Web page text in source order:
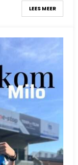
LEES MEER